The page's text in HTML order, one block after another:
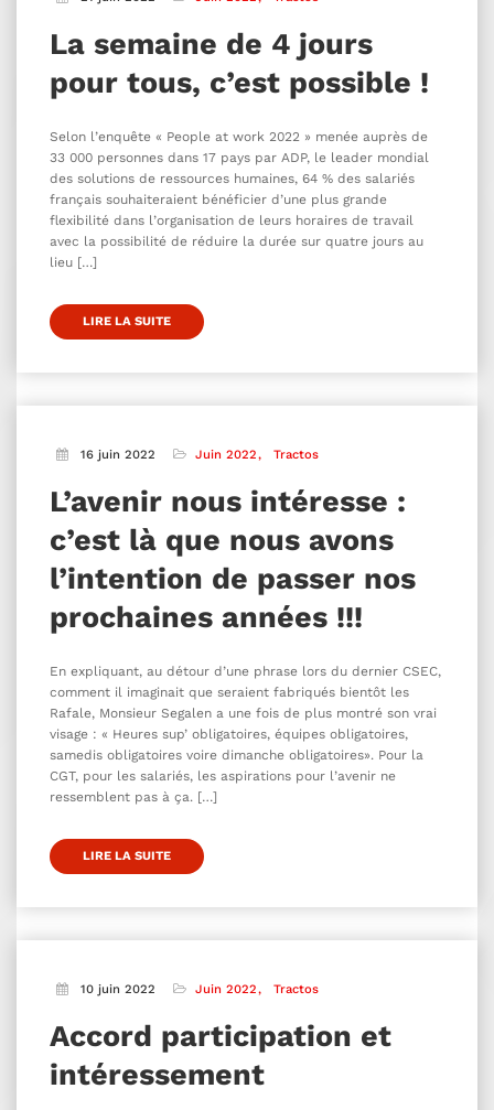
La semaine de 4 jours
pour tous, c’est possible !
Selon l’enquête « People at work 2022 » menée auprès de
33 000 personnes dans 17 pays par ADP, le leader mondial
des solutions de ressources humaines, 64 % des salariés
français souhaiteraient bénéficier d’une plus grande
flexibilité dans l’organisation de leurs horaires de travail
avec la possibilité de réduire la durée sur quatre jours au
lieu […]
LIRE LA SUITE
16 juin 2022 Juin 2022 Tractos
L’avenir nous intéresse :
c’est là que nous avons
l’intention de passer nos
prochaines années !!!
En expliquant, au détour d’une phrase lors du dernier CSEC,
comment il imaginait que seraient fabriqués bientôt les
Rafale, Monsieur Segalen a une fois de plus montré son vrai
visage : « Heures sup’ obligatoires, équipes obligatoires,
samedis obligatoires voire dimanche obligatoires». Pour la
CGT, pour les salariés, les aspirations pour l’avenir ne
ressemblent pas à ça. […]
LIRE LA SUITE
10 juin 2022 Juin 2022 Tractos
Accord participation et
intéressement